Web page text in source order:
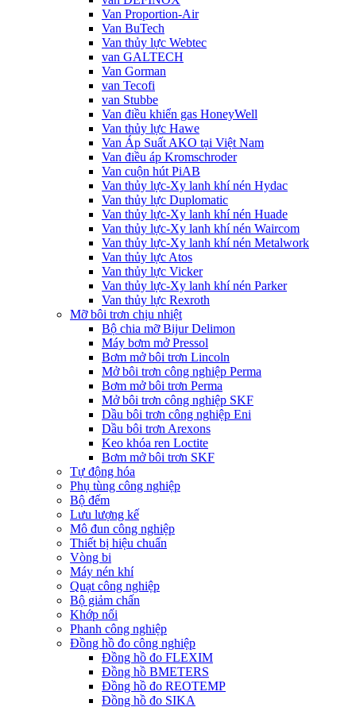
Van Proportion-Air
Van BuTech
Van thủy lực Webtec
van GALTECH
Van Gorman
van Tecofi
van Stubbe
Van điều khiển gas HoneyWell
Van thủy lực Hawe
Van Áp Suất AKO tại Việt Nam
Van điều áp Kromschroder
Van cuộn hút PiAB
Van thủy lực-Xy lanh khí nén Hydac
Van thủy lực Duplomatic
Van thủy lực-Xy lanh khí nén Huade
Van thủy lực-Xy lanh khí nén Waircom
Van thủy lực-Xy lanh khí nén Metalwork
Van thủy lực Atos
Van thủy lực Vicker
Van thủy lực-Xy lanh khí nén Parker
Van thủy lực Rexroth
Mỡ bôi trơn chịu nhiệt
Bộ chia mỡ Bijur Delimon
Máy bơm mở Pressol
Bơm mở bôi trơn Lincoln
Mở bôi trơn công nghiệp Perma
Bơm mở bôi trơn Perma
Mở bôi trơn công nghiệp SKF
Dầu bôi trơn công nghiệp Eni
Dầu bôi trơn Arexons
Keo khóa ren Loctite
Bơm mở bôi trơn SKF
Tự động hóa
Phụ tùng công nghiệp
Bộ đếm
Lưu lượng kế
Mô đun công nghiệp
Thiết bị hiệu chuẩn
Vòng bi
Máy nén khí
Quạt công nghiệp
Bộ giảm chấn
Khớp nối
Phanh công nghiệp
Đồng hồ đo công nghiệp
Đồng hồ đo FLEXIM
Đồng hồ BMETERS
Đồng hồ đo REOTEMP
Đồng hồ đo SIKA